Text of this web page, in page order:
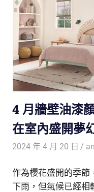
4 月牆壁油漆
在室內盛開夢
2024 年 4 月 20 日
作為櫻花盛開的季節
下雨，但氣候已經相